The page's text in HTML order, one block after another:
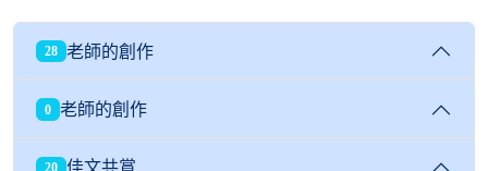
28 老師的創作
0 老師的創作
20